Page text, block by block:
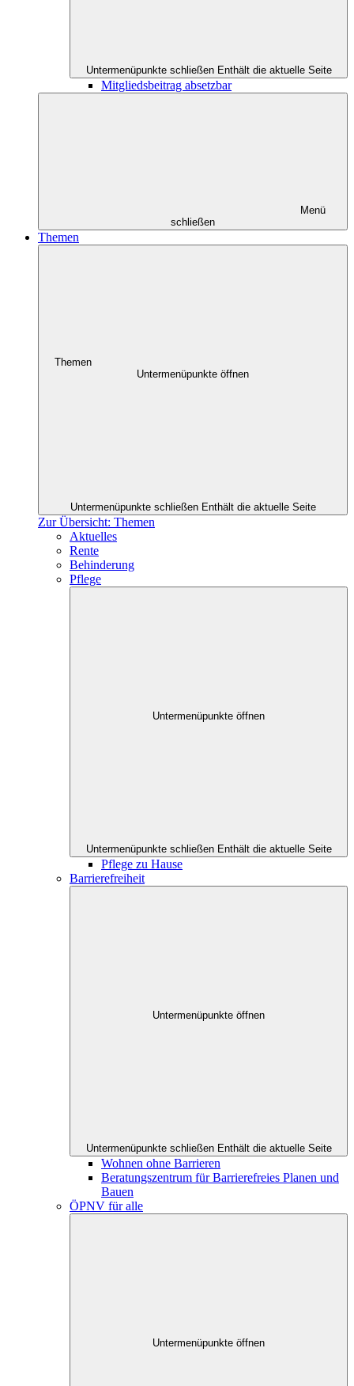
Untermenüpunkte schließen Enthält die aktuelle Seite
Mitgliedsbeitrag absetzbar
Menü
schließen
Themen
Themen
Untermenüpunkte öffnen
Untermenüpunkte schließen Enthält die aktuelle Seite
Zur Übersicht: Themen
Aktuelles
Rente
Behinderung
Pflege
Untermenüpunkte öffnen
Untermenüpunkte schließen Enthält die aktuelle Seite
Pflege zu Hause
Barrierefreiheit
Untermenüpunkte öffnen
Untermenüpunkte schließen Enthält die aktuelle Seite
Wohnen ohne Barrieren
Beratungszentrum für Barrierefreies Planen und
Bauen
ÖPNV für alle
Untermenüpunkte öffnen